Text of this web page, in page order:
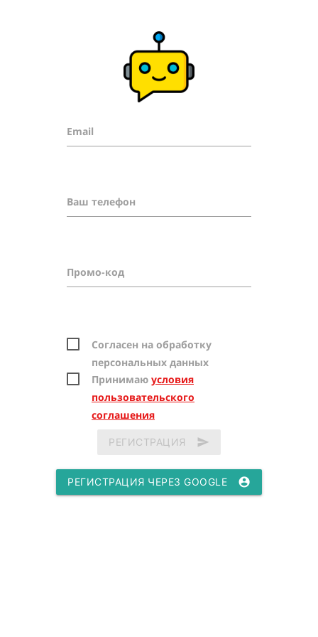
Email
Ваш телефон
Промо-код
Согласен на обработку
персональных данных
Принимаю условия
пользовательского
соглашения
РЕГИСТРАЦИЯ send
РЕГИСТРАЦИЯ ЧЕРЕЗ GOOGLE account_circle